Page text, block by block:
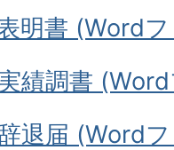
明書 (Word
績調書
辞退届 (Word